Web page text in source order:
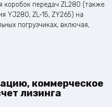
коробок передач ZL280 (также
YJ280, ZL-15, ZY265) на
погрузчиках, включая,
коммерческое
лизинга